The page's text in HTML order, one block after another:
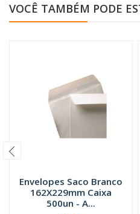
VOCÊ TAMBÉM PODE
Envelopes Saco Branco
162X229mm Caixa
500un - A...